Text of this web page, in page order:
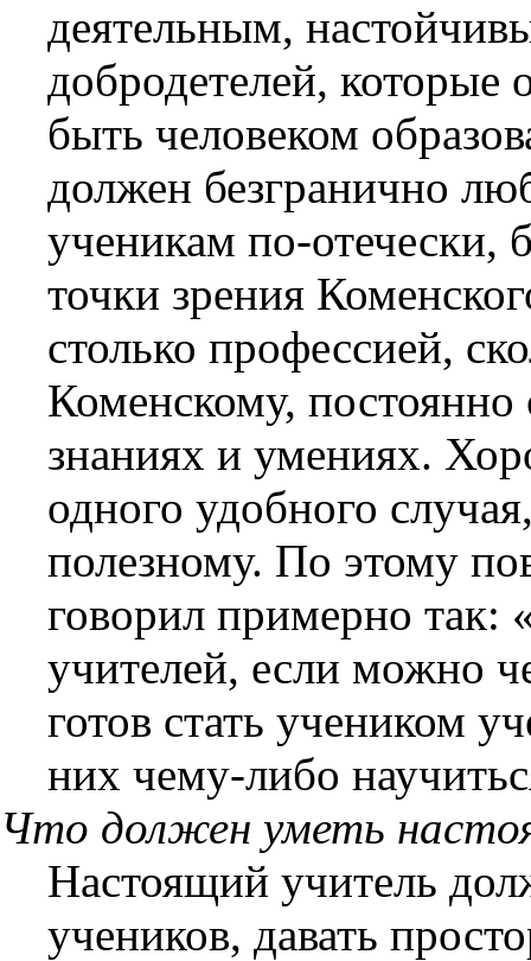
деятельным,
добродетелей, которые
быть человеком
должен безгранично
ученикам по-отечески,
точки зрения
столько профессией,
Коменскому, постоянно
знаниях и умениях.
одного удобного
полезному. По этому
говорил примерно так:
учителей, если можно
готов стать учеником
них чему-либо
Что должен уметь
Настоящий учитель
учеников, давать